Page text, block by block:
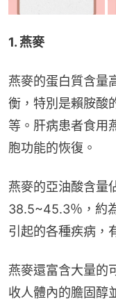
1. 燕麥
燕麥的蛋白質含量
衡，特別是賴胺酸
等。肝病患者食用
胞功能的恢復。
燕麥的亞油酸含量
38.5~45.3％，約
引起的各種疾病，
燕麥還富含大量的
收人體內的膽固醇